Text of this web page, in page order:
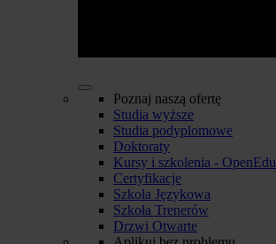
Poznaj naszą ofertę
Studia wyższe
Studia podyplomowe
Doktoraty
Kursy i szkolenia - OpenEdu
Certyfikacje
Szkoła Językowa
Szkoła Trenerów
Drzwi Otwarte